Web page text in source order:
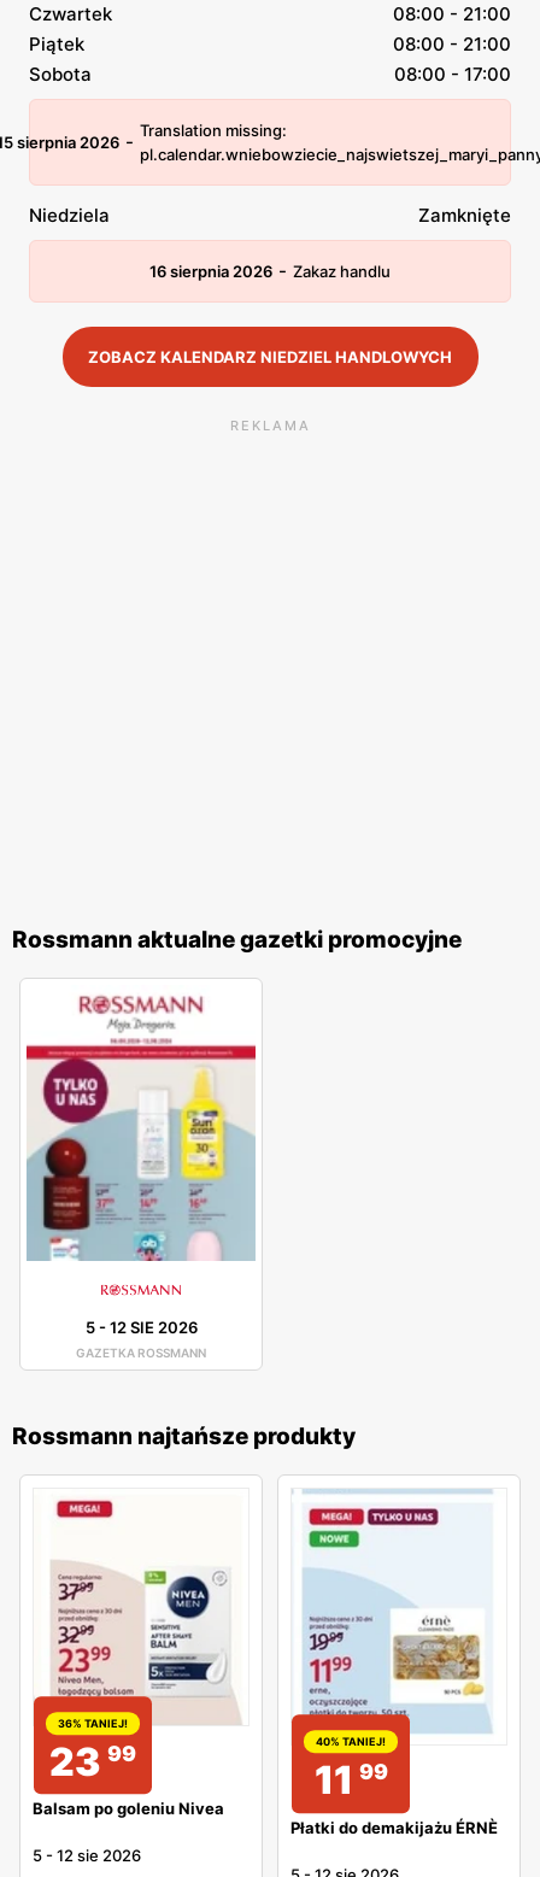
Czwartek
08:00 - 21:00
Piątek
08:00 - 21:00
Sobota
08:00 - 17:00
sierpnia 2026 - Translation missing:
Niedziela Zamknięte
16 sierpnia 2026 - Zakaz handlu
ZOBACZ KALENDARZ NIEDZIEL HANDLOWYCH
REKLAMA
Rossmann aktualne gazetki promocyjne
5-12 SIE 2026
GAZETKA ROSSMANN
Rossmann najtańsze produkty
36% TANIEJ!
23 99
Balsam po goleniu Nivea
5 -12 sie 2026
40% TANIEJ!
11 99
Płatki do demakijażu ÉRNÈ